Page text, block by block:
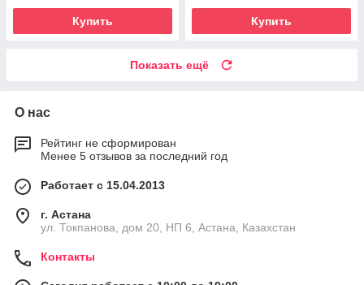
Купить Купить
Показать ещё
О нас
Рейтинг не сформирован
Менее 5 отзывов за последний год
Работает с 15.04.2013
г. Астана
ул. Токпанова, дом 20, НП 6, Астана, Казахстан
Контакты